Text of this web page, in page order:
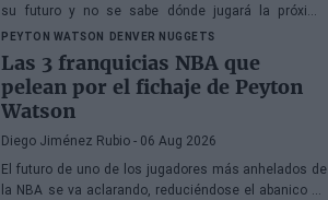
su futuro y no se sabe dónde jugará la próxima
temporada
PEYTON WATSON DENVER NUGGETS
Las 3 franquicias NBA que
pelean por el fichaje de Peyton
Watson
Diego Jiménez Rubio - 06 Aug 2026
El futuro de uno de los jugadores más anhelados de
la NBA se va aclarando, reduciéndose el abanico de